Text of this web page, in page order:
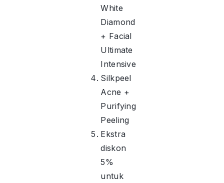
White
Diamond
+ Facial
Ultimate
Intensive
Silkpeel
Acne +
Purifying
Peeling
Ekstra
diskon
5%
untuk